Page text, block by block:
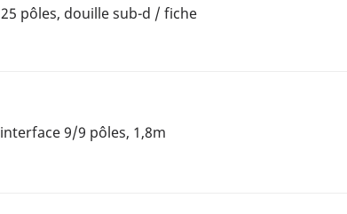
pôles, douille sub-d / fiche
9/9 pôles, 1,8m